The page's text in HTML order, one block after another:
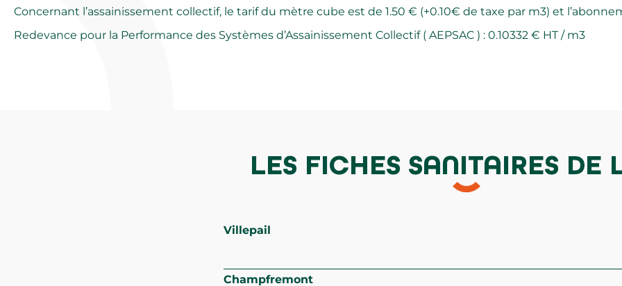
Concernant l’assainissement collectif, le tarif du mètre cube est de 1.50 € (+0.10€ de taxe par m3) et
Redevance pour la Performance des Systèmes d’Assainissement Collectif ( AEPSAC ) : 0.10332 € HT / m3
LES FICHES SANITAIRES DE
Villepail
Champfremont